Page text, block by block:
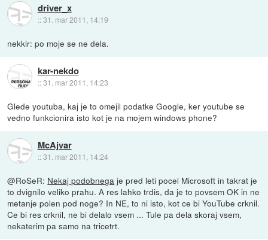
driver_x
::31. mar 2011, 14:19
nekkir: po moje se ne dela.
kar-nekdo
::31. mar 2011, 14:23
Glede youtuba, kaj je to omejil podatke Google, ker youtube se
vedno funkcionira isto kot je na mojem windows phone?
McAjvar
::31. mar 2011, 14:24
@RoSeR: Nekaj podobnega je pred leti pocel Microsoft in takrat je
to dvignilo veliko prahu. A res lahko trdis, da je to povsem OK in ne
metanje polen pod noge? In NE, to ni isto, kot ce bi YouTube crknil.
Ce bi res crknil, ne bi delalo vsem ... Tule pa dela skoraj vsem,
nekaterim pa samo na tricetrt.